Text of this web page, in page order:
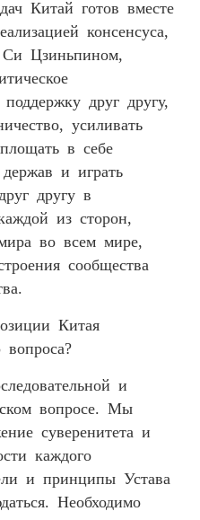
Китай готов вместе
консенсуса,
Цзиньпином,
друг другу,
усиливать
в себе
и играть
другу в
из сторон,
во всем мире,
сообщества
Китая
вопроса?
и
вопросе. Мы
суверенитета и
каждого
и принципы Устава
Необходимо